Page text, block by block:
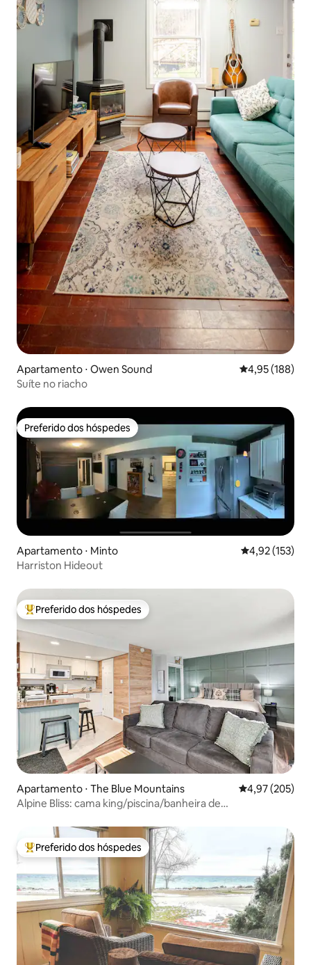
Apartamento ⋅ Owen Sound 4,95 de uma
4,95 (188)
Suíte no riacho
Preferido dos hóspedes
Preferido dos hóspedes
Apartamento ⋅ Minto 4,92 de uma
4,92 (153)
Harriston Hideout
Entre os melhores preferidos dos hóspedes
Preferido dos hóspedes
Apartamento ⋅ The Blue Mountains 4,97 de uma
4,97 (205)
Alpine Bliss: cama king/piscina/banheira de
Entre os melhores preferidos dos hóspedes
Preferido dos hóspedes